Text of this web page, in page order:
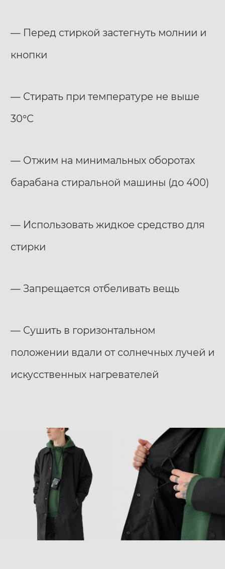
— Перед стиркой застегнуть молнии и
кнопки
— Стирать при температуре не выше
30°С
— Отжим на минимальных оборотах
барабана стиральной машины (до 400)
— Использовать жидкое средство для
стирки
— Запрещается отбеливать вещь
— Сушить в горизонтальном
положении вдали от солнечных лучей и
искусственных нагревателей